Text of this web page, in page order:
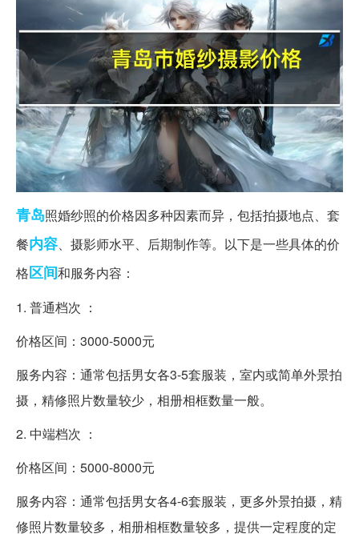
青岛照婚纱照的价格因多种因素而异，包括拍摄地点、套
餐内容、摄影师水平、后期制作等。以下是一些具体的价
格区间和服务内容：
1. 普通档次 ：
价格区间：3000-5000元
服务内容：通常包括男女各3-5套服装，室内或简单外景拍
摄，精修照片数量较少，相册相框数量一般。
2. 中端档次 ：
价格区间：5000-8000元
服务内容：通常包括男女各4-6套服装，更多外景拍摄，精
修照片数量较多，相册相框数量较多，提供一定程度的定